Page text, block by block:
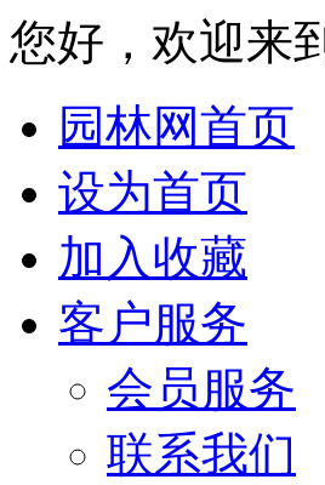
您好，欢迎来
园林网首页
设为首页
加入收藏
客户服务
会员服务
联系我们